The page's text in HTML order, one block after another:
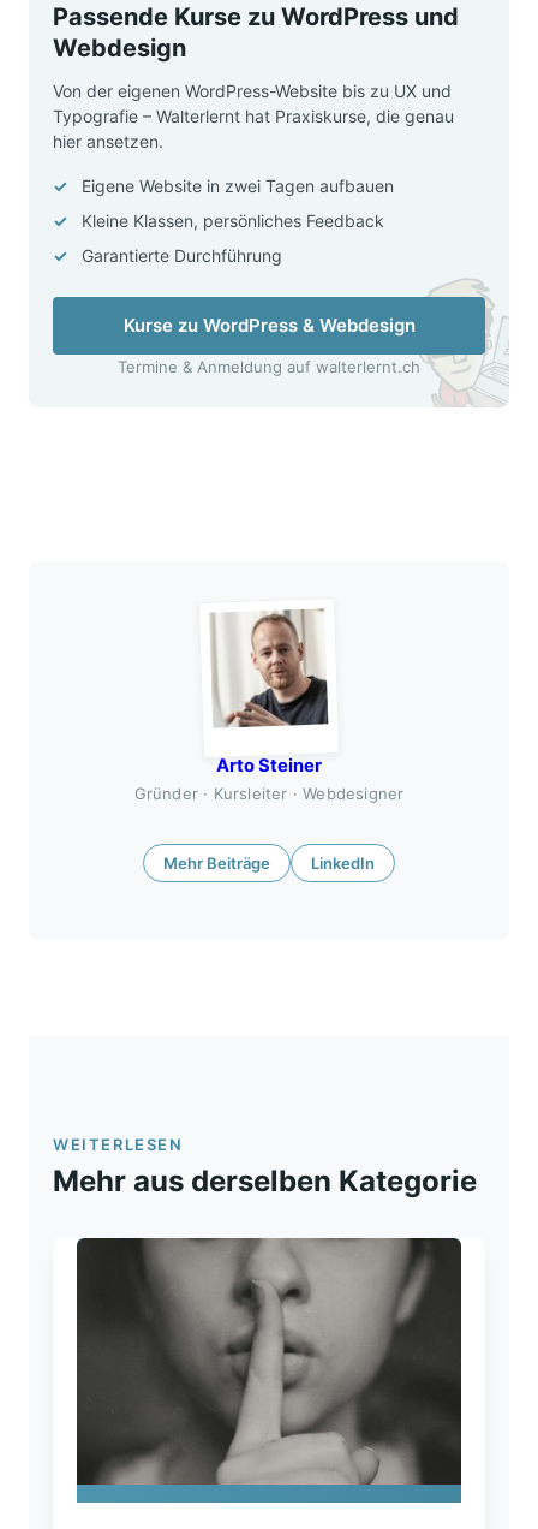
Passende Kurse zu WordPress und
Webdesign
Von der eigenen WordPress-Website bis zu UX und
Typografie – Walterlernt hat Praxiskurse, die genau
hier ansetzen.
Eigene Website in zwei Tagen aufbauen
Kleine Klassen, persönliches Feedback
Garantierte Durchführung
Kurse zu WordPress & Webdesign
Termine & Anmeldung auf walterlernt.ch
Arto Steiner
Gründer · Kursleiter · Webdesigner
Mehr Beiträge LinkedIn
WEITERLESEN
Mehr aus derselben Kategorie